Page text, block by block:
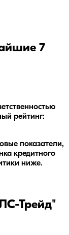
7
рейтинг:
показатели,
кредитного
ниже.
Трейд"